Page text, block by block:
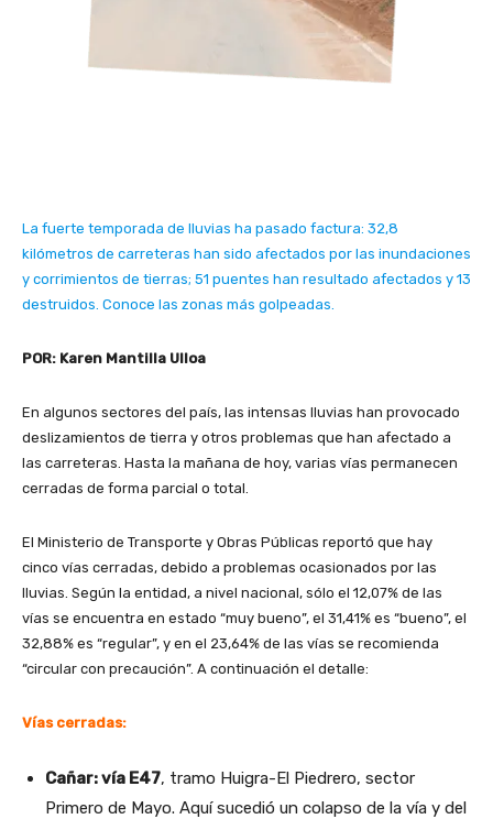
La fuerte temporada de lluvias ha pasado factura: 32,8
kilómetros de carreteras han sido afectados por las inundaciones
y corrimientos de tierras; 51 puentes han resultado afectados y 13
destruidos. Conoce las zonas más golpeadas.
POR: Karen Mantilla Ulloa
En algunos sectores del país, las intensas lluvias han provocado
deslizamientos de tierra y otros problemas que han afectado a
las carreteras. Hasta la mañana de hoy, varias vías permanecen
cerradas de forma parcial o total.
El Ministerio de Transporte y Obras Públicas reportó que hay
cinco vías cerradas, debido a problemas ocasionados por las
lluvias. Según la entidad, a nivel nacional, sólo el 12,07% de las
vías se encuentra en estado “muy bueno”, el 31,41% es “bueno”, el
32,88% es “regular”, y en el 23,64% de las vías se recomienda
“circular con precaución”. A continuación el detalle:
Vías cerradas:
Cañar: vía E47, tramo Huigra-El Piedrero, sector
Primero de Mayo. Aquí sucedió un colapso de la vía y del